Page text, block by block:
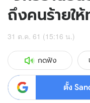
ถึงคนร้ายใ
31 ต.ค. 61 (15:16 น.)
กดฟัง
ตั้ง